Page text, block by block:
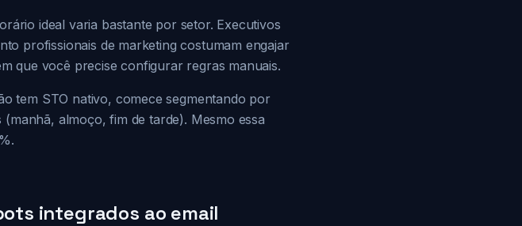
ideal varia bastante por setor. Executivos
profissionais de marketing costumam engajar
que você precise configurar regras manuais.
tem STO nativo, comece segmentando por
almoço, fim de tarde). Mesmo essa
integrados ao email